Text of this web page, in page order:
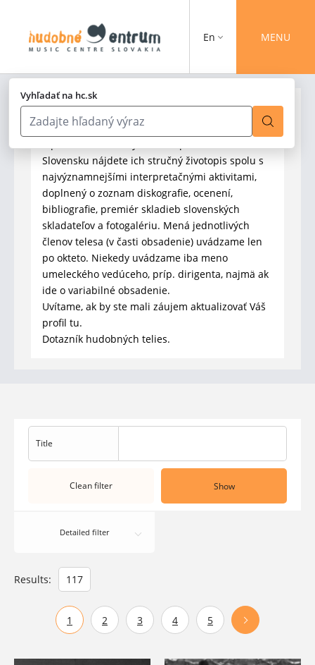
Vyhľadať na hc.sk
En MENU
Slovensku nájdete ich stručný životopis spolu s
najvýznamnejšími interpretačnými aktivitami,
doplnený o zoznam diskografie, ocenení,
bibliografie, premiér skladieb slovenských
skladateľov a fotogalériu. Mená jednotlivých
členov telesa (v časti obsadenie) uvádzame len
po okteto. Niekedy uvádzame iba meno
umeleckého vedúceho, príp. dirigenta, najmä ak
ide o variabilné obsadenie.
Uvítame, ak by ste mali záujem aktualizovať Váš
profil tu.
Dotazník hudobných telies.
Title
Clean filter Show
Detailed filter
1 2 3 4 5
Results: 117